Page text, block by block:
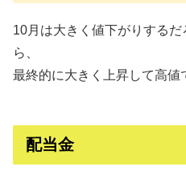
10月は大きく値下がりする
ら、
最終的に大きく上昇して高値
配当金